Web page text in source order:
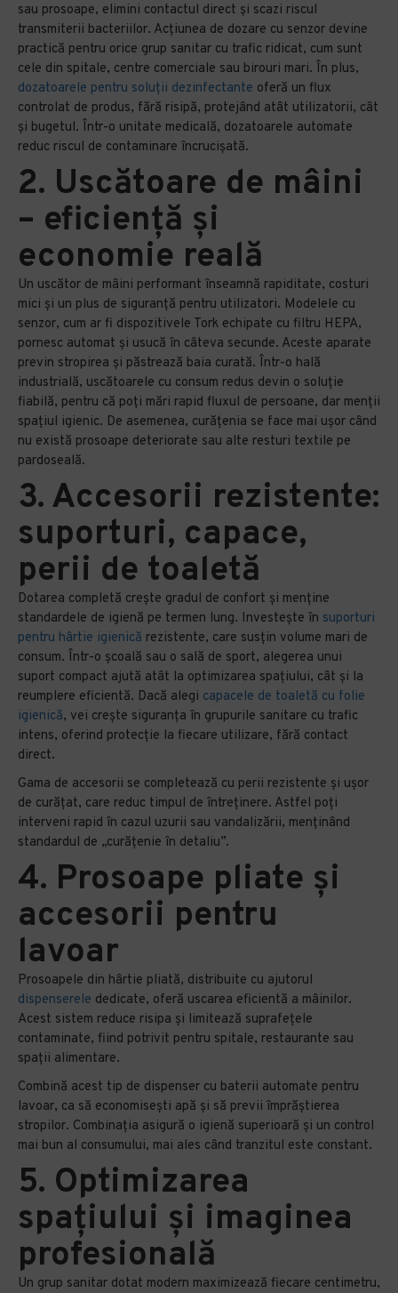
sau prosoape, elimini contactul direct și scazi riscul
transmiterii bacteriilor. Acțiunea de dozare cu senzor devine
practică pentru orice grup sanitar cu trafic ridicat, cum sunt
cele din spitale, centre comerciale sau birouri mari. În plus,
dozatoarele pentru soluții dezinfectante oferă un flux
controlat de produs, fără risipă, protejând atât utilizatorii, cât
și bugetul. Într-o unitate medicală, dozatoarele automate
reduc riscul de contaminare încrucișată.
2. Uscătoare de mâini
– eficiență și
economie reală
Un uscător de mâini performant înseamnă rapiditate, costuri
mici și un plus de siguranță pentru utilizatori. Modelele cu
senzor, cum ar fi dispozitivele Tork echipate cu filtru HEPA,
pornesc automat și usucă în câteva secunde. Aceste aparate
previn stropirea și păstrează baia curată. Într-o hală
industrială, uscătoarele cu consum redus devin o soluție
fiabilă, pentru că poți mări rapid fluxul de persoane, dar menții
spațiul igienic. De asemenea, curățenia se face mai ușor când
nu există prosoape deteriorate sau alte resturi textile pe
pardoseală.
3. Accesorii rezistente:
suporturi, capace,
perii de toaletă
Dotarea completă crește gradul de confort și menține
standardele de igienă pe termen lung. Investește în suporturi
pentru hârtie igienică rezistente, care susțin volume mari de
consum. Într-o școală sau o sală de sport, alegerea unui
suport compact ajută atât la optimizarea spațiului, cât și la
reumplere eficientă. Dacă alegi capacele de toaletă cu folie
igienică, vei crește siguranța în grupurile sanitare cu trafic
intens, oferind protecție la fiecare utilizare, fără contact
direct.
Gama de accesorii se completează cu perii rezistente și ușor
de curățat, care reduc timpul de întreținere. Astfel poți
interveni rapid în cazul uzurii sau vandalizării, menținând
standardul de „curățenie în detaliu”.
4. Prosoape pliate și
accesorii pentru
lavoar
Prosoapele din hârtie pliată, distribuite cu ajutorul
dispenserele dedicate, oferă uscarea eficientă a mâinilor.
Acest sistem reduce risipa și limitează suprafețele
contaminate, fiind potrivit pentru spitale, restaurante sau
spații alimentare.
Combină acest tip de dispenser cu baterii automate pentru
lavoar, ca să economisești apă și să previi împrăștierea
stropilor. Combinația asigură o igienă superioară și un control
mai bun al consumului, mai ales când tranzitul este constant.
5. Optimizarea
spațiului și imaginea
profesională
Un grup sanitar dotat modern maximizează fiecare centimetru,